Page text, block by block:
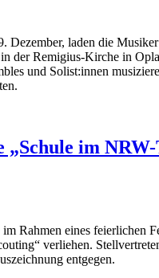
Dezember, laden die
der Remigius-Kirche in
und Solist:innen
im
Rahmen eines feierlichen
verliehen.
entgegen.